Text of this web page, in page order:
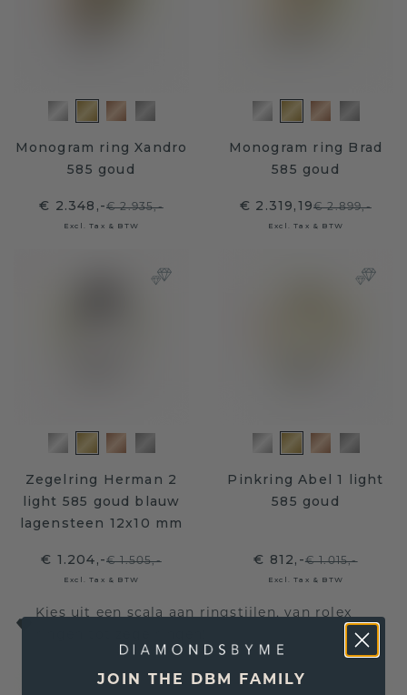
Monogram ring Xandro
585 goud
€ 2.348,-€ 2.935,-
Excl. Tax & BTW
Monogram ring Brad
585 goud
€ 2.319,19€ 2.899,-
Excl. Tax & BTW
Zegelring Herman 2
light 585 goud blauw
lagensteen 12x10 mm
€ 1.204,-€ 1.505,-
Excl. Tax & BTW
Pinkring Abel 1 light
585 goud
€ 812,-€ 1.015,-
Excl. Tax & BTW
Kies uit een scala aan ringstijlen, van rolex
JOIN THE DBM FAMILY